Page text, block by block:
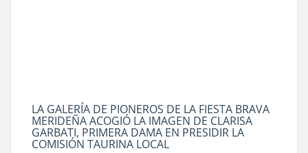
LA GALERÍA DE PIONEROS DE LA FIESTA BRAVA
MERIDEÑA ACOGIÓ LA IMAGEN DE CLARISA
GARBATI, PRIMERA DAMA EN PRESIDIR LA
COMISIÓN TAURINA LOCAL